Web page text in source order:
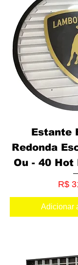
Estante
Redonda
Ou - 40 Hot
R$
Adicionar